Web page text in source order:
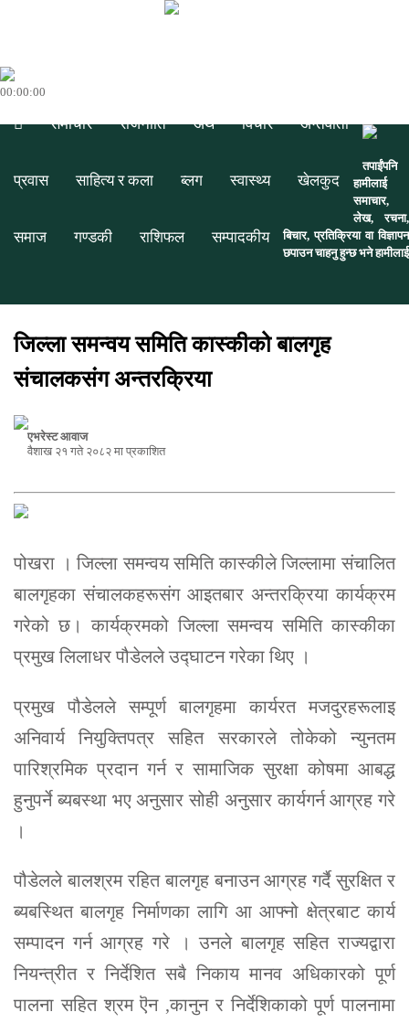
00:00:00
समाचार राजनीति अर्थ विचार अन्तर्वार्ता
प्रवास साहित्य र कला ब्लग स्वास्थ्य खेलकुद
समाज गण्डकी राशिफल सम्पादकीय
जिल्ला समन्वय समिति कास्कीको बालगृह
संचालकसंग अन्तरक्रिया
एभरेस्ट आवाज
वैशाख २१ गते २०८२ मा प्रकाशित
पोखरा । जिल्ला समन्वय समिति कास्कीले जिल्लामा संचालित
बालगृहका संचालकहरूसंग आइतबार अन्तरक्रिया कार्यक्रम
गरेको छ। कार्यक्रमको जिल्ला समन्वय समिति कास्कीका
प्रमुख लिलाधर पौडेलले उद्घाटन गरेका थिए ।
प्रमुख पौडेलले सम्पूर्ण बालगृहमा कार्यरत मजदुरहरूलाइ
अनिवार्य नियुक्तिपत्र सहित सरकारले तोकेको न्युनतम
पारिश्रमिक प्रदान गर्न र सामाजिक सुरक्षा कोषमा आबद्ध
हुनुपर्ने ब्यबस्था भए अनुसार सोही अनुसार कार्यगर्न आग्रह गरे
।
पौडेलले बालश्रम रहित बालगृह बनाउन आग्रह गर्दै सुरक्षित र
ब्यबस्थित बालगृह निर्माणका लागि आ आफ्नो क्षेत्रबाट कार्य
सम्पादन गर्न आग्रह गरे । उनले बालगृह सहित राज्यद्वारा
नियन्त्रीत र निर्देशित सबै निकाय मानव अधिकारको पूर्ण
पालना सहित श्रम ऎन ,कानुन र निर्देशिकाको पूर्ण पालनामा
तपाईंपनि
हामीलाई
समाचार,
लेख, रचना,
बिचार, प्रतिक्रिया वा विज्ञापन
छपाउन चाहनु हुन्छ भने हामीलाई